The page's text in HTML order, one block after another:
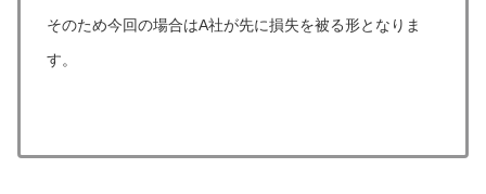
そのため今回の場合はA社が先に損失を被る形となりま
す。